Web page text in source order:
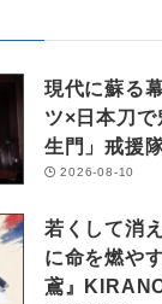
現代に蘇る
ツ×日本刀
生門」戒援
2026-08-10
若くして消
に命を燃や
鳶』